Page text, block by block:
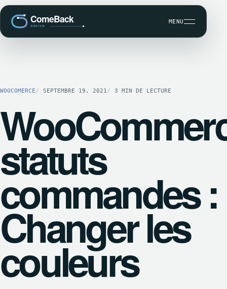
MENU
SEO ET VISIBILITÉ
CBK COMMUNICATION CLIENT
WOOCOMERCE SEPTEMBRE 19, 2021 3 MIN DE LECTURE
statuts
commandes :
Changer les
couleurs